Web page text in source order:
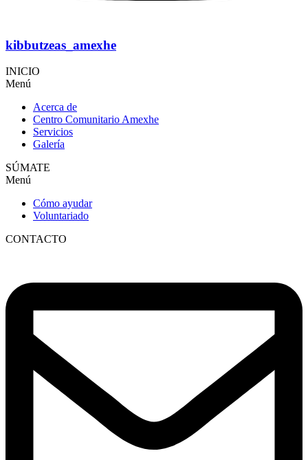
kibbutzeas_amexhe
INICIO
Menú
Acerca de
Centro Comunitario Amexhe
Servicios
Galería
SÚMATE
Menú
Cómo ayudar
Voluntariado
CONTACTO